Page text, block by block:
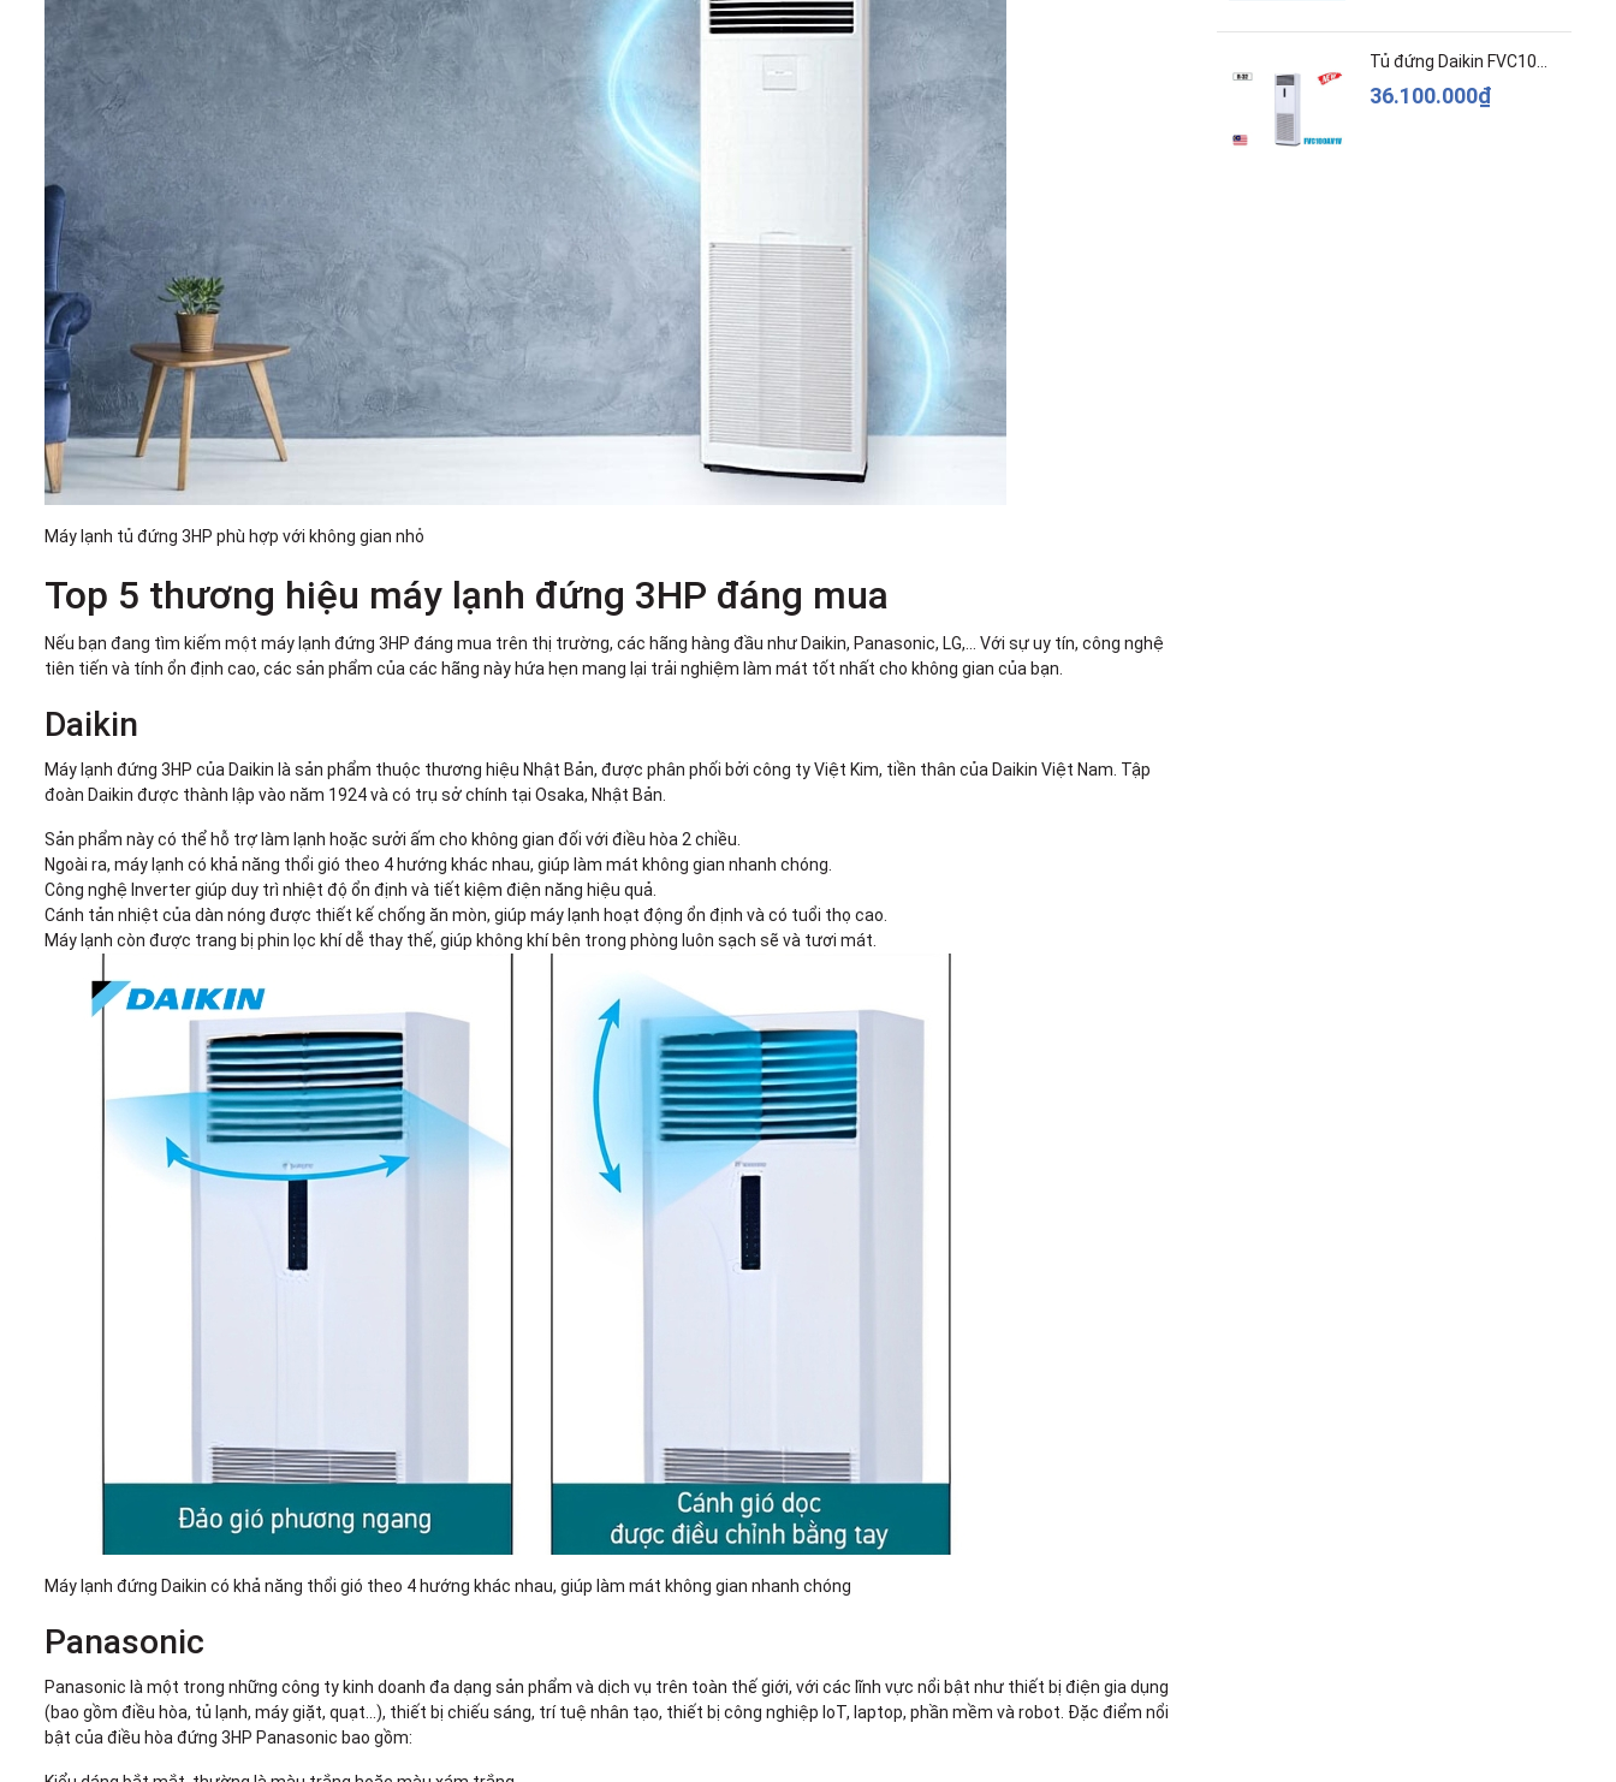
Máy lạnh tủ đứng 3HP phù hợp với không gian nhỏ
Top 5 thương hiệu máy lạnh đứng 3HP đáng mua
Nếu bạn đang tìm kiếm một máy lạnh đứng 3HP đáng mua trên thị trường, các hãng hàng đầu như Daikin, Panasonic, LG,... Với sự uy tín, công nghệ
tiên tiến và tính ổn định cao, các sản phẩm của các hãng này hứa hẹn mang lại trải nghiệm làm mát tốt nhất cho không gian của bạn.
Daikin
Máy lạnh đứng 3HP của Daikin là sản phẩm thuộc thương hiệu Nhật Bản, được phân phối bởi công ty Việt Kim, tiền thân của Daikin Việt Nam. Tập
đoàn Daikin được thành lập vào năm 1924 và có trụ sở chính tại Osaka, Nhật Bản.
Sản phẩm này có thể hỗ trợ làm lạnh hoặc sưởi ấm cho không gian đối với điều hòa 2 chiều.
Ngoài ra, máy lạnh có khả năng thổi gió theo 4 hướng khác nhau, giúp làm mát không gian nhanh chóng.
Công nghệ Inverter giúp duy trì nhiệt độ ổn định và tiết kiệm điện năng hiệu quả.
Cánh tản nhiệt của dàn nóng được thiết kế chống ăn mòn, giúp máy lạnh hoạt động ổn định và có tuổi thọ cao.
Máy lạnh còn được trang bị phin lọc khí dễ thay thế, giúp không khí bên trong phòng luôn sạch sẽ và tươi mát.
Máy lạnh đứng Daikin có khả năng thổi gió theo 4 hướng khác nhau, giúp làm mát không gian nhanh chóng
Panasonic
Panasonic là một trong những công ty kinh doanh đa dạng sản phẩm và dịch vụ trên toàn thế giới, với các lĩnh vực nổi bật như thiết bị điện gia dụng
(bao gồm điều hòa, tủ lạnh, máy giặt, quạt...), thiết bị chiếu sáng, trí tuệ nhân tạo, thiết bị công nghiệp IoT, laptop, phần mềm và robot. Đặc điểm nổi
bật của điều hòa đứng 3HP Panasonic bao gồm:
Tủ đứng Daikin FVC100AV1V 4HP 36.000BTU
36.100.000₫